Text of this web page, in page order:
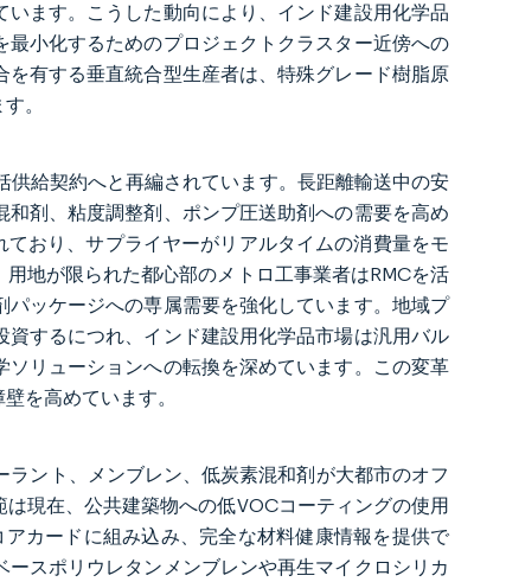
ます。こうした動向により、インド建設用化学品
小化するためのプロジェクトクラスター近傍への
有する垂直統合型生産者は、特殊グレード樹脂原
。
給契約へと再編されています。長距離輸送中の安
剤、粘度調整剤、ポンプ圧送助剤への需要を高め
おり、サプライヤーがリアルタイムの消費量をモ
地が限られた都心部のメトロ工事業者はRMCを活
ッケージへの専属需要を強化しています。地域プ
するにつれ、インド建設用化学品市場は汎用バル
リューションへの転換を深めています。この変革
を高めています。
ラント、メンブレン、低炭素混和剤が大都市のオフ
現在、公共建築物への低VOCコーティングの使用
カードに組み込み、完全な材料健康情報を提供で
スポリウレタンメンブレンや再生マイクロシリカ